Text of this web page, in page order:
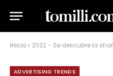
Inicio » 2022 – Se descubre la shortlist de
ADVERTISING TRENDS